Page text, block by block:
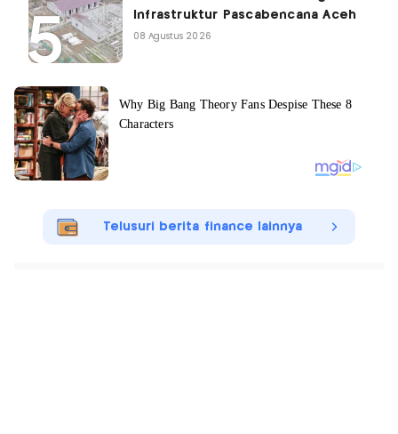
Infrastruktur Pascabencana Aceh
08 Agustus 2026
Telusuri berita finance lainnya